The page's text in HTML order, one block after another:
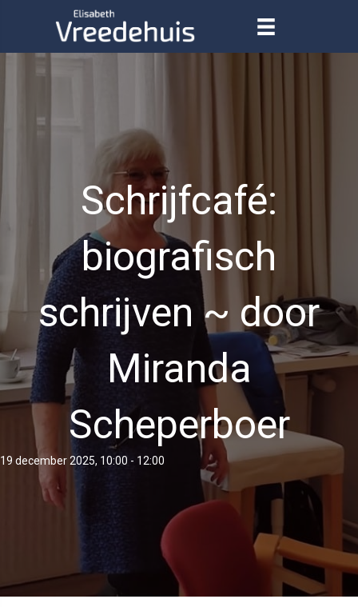
Schrijfcafé:
biografisch
schrijven ~ door
Miranda
Scheperboer
19 december 2025, 10:00 - 12:00